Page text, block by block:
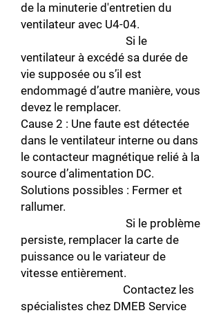
de la minuterie d'entretien du
ventilateur avec U4-04.
Si le
ventilateur à excédé sa durée de
vie supposée ou s’il est
endommagé d’autre manière, vous
devez le remplacer.
Cause 2 : Une faute est détectée
dans le ventilateur interne ou dans
le contacteur magnétique relié à la
source d’alimentation DC.
Solutions possibles : Fermer et
rallumer.
Si le problème
persiste, remplacer la carte de
puissance ou le variateur de
vitesse entièrement.
Contactez les
spécialistes chez DMEB Service